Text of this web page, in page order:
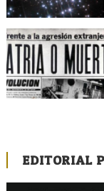
EDITORIAL